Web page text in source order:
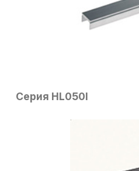
Серия HL050I